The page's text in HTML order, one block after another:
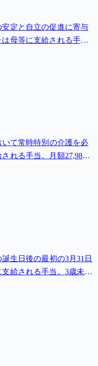
定と自立の促進に寄与
母等に支給される手
て常時特別の介護を必
れる手当。月額27,980
生日後の最初の3月31日
給される手当。3歳未満
10,000円。